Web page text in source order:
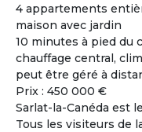
4 appartements
maison avec jardin
10 minutes à pied du
chauffage central,
peut être géré à
Prix : 450 000 €
Sarlat-la-Canéda est
Tous les visiteurs de
Co-acheter
Souhaite
habitation
autonome.
J’aime
À la une
Co-acheteur